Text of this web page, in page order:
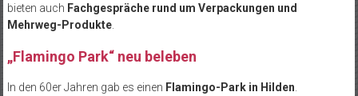
bieten auch Fachgespräche rund um Verpackungen und
Mehrweg-Produkte.
„Flamingo Park“ neu beleben
In den 60er Jahren gab es einen Flamingo-Park in Hilden